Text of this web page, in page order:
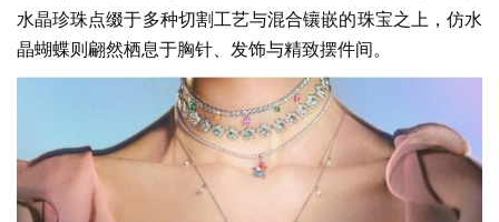
水晶珍珠点缀于多种切割工艺与混合镶嵌的珠宝之上，仿水
晶蝴蝶则翩然栖息于胸针、发饰与精致摆件间。